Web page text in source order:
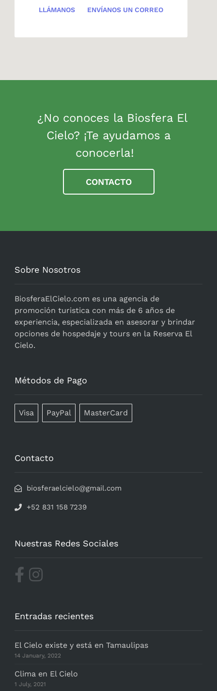
LLÁMANOS ENVÍANOS UN CORREO
¿No conoces la Biosfera El
Cielo? ¡Te ayudamos a
conocerla!
CONTACTO
Sobre Nosotros
BiosferaElCielo.com es una agencia de
promoción turistica con más de 6 años de
experiencia, especializada en asesorar y brindar
opciones de hospedaje y tours en la Reserva El
Cielo.
Métodos de Pago
Visa PayPal MasterCard
Contacto
biosferaelcielo@gmail.com
+52 831 158 7239
Nuestras Redes Sociales
Entradas recientes
El Cielo existe y está en Tamaulipas
14 January, 2022
Clima en El Cielo
1 July, 2021